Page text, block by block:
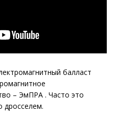
балласт
– ЭмПРА . Часто это
дросселем.